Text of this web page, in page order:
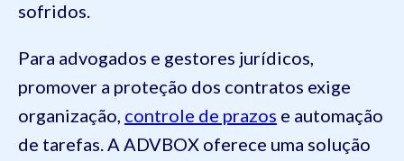
sofridos.
Para advogados e gestores jurídicos,
promover a proteção dos contratos exige
organização, controle de prazos e automação
de tarefas. A ADVBOX oferece uma solução